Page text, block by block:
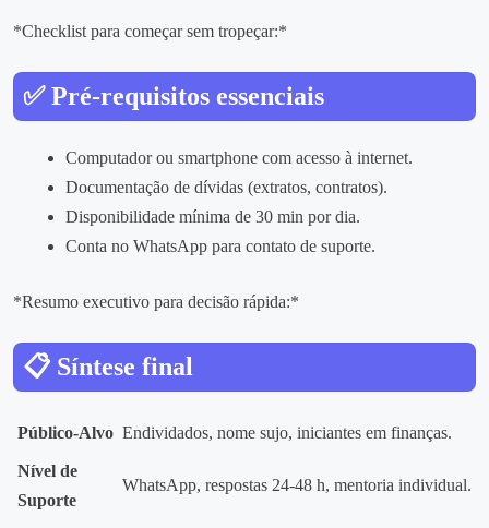
*Checklist para começar sem tropeçar:*
✅ Pré‑requisitos essenciais
Computador ou smartphone com acesso à internet.
Documentação de dívidas (extratos, contratos).
Disponibilidade mínima de 30 min por dia.
Conta no WhatsApp para contato de suporte.
*Resumo executivo para decisão rápida:*
📋 Síntese final
Público‑Alvo Endividados, nome sujo, iniciantes em finanças.
Nível de
Suporte
WhatsApp, respostas 24‑48 h, mentoria individual.